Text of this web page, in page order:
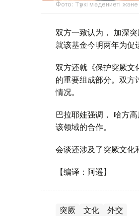
Фото: Түркі мәдениеті
双方一致认为， 加深
就该基金今明两年为促
双方还就《保护突厥文
的重要组成部分。双方
情况。
巴拉耶娃强调， 哈方
该领域的合作。
会谈还涉及了突厥文化
【编译：阿遥】
突厥 文化 外交